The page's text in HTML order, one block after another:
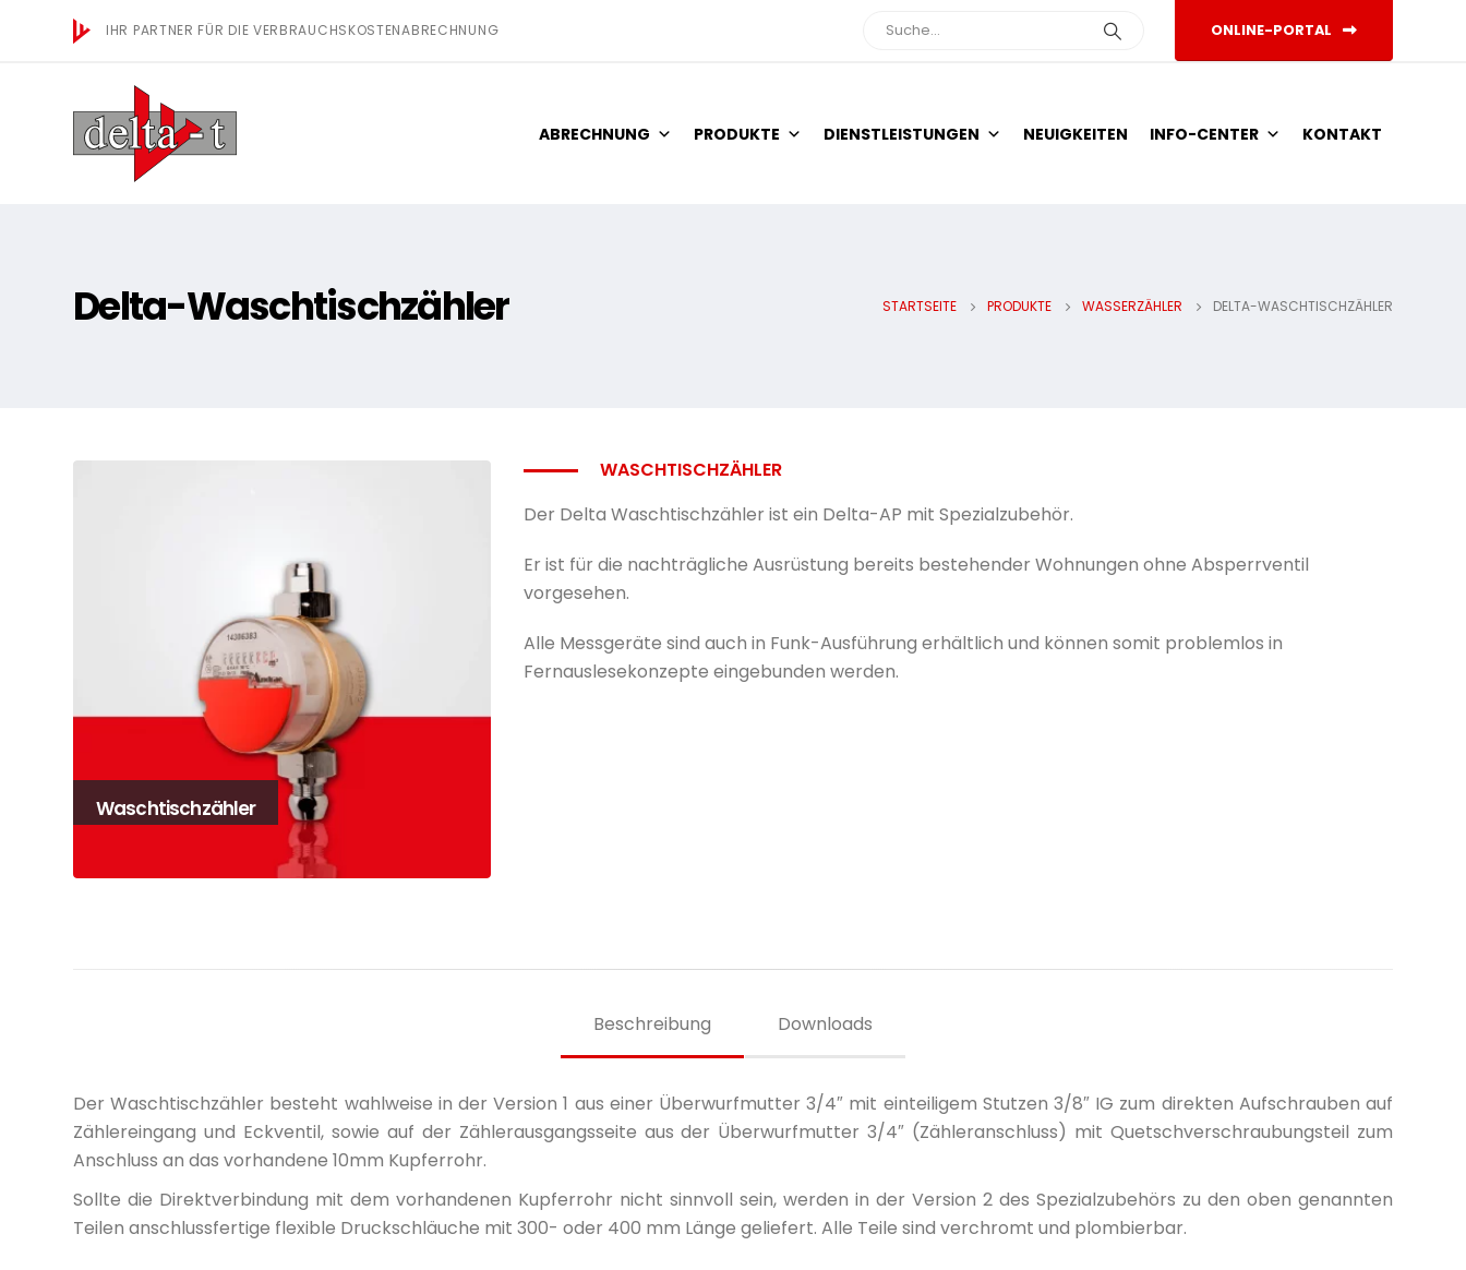
IHR PARTNER FÜR DIE VERBRAUCHSKOSTENABRECHNUNG Suche ONLINE-PORTAL
ABRECHNUNG PRODUKTE DIENSTLEISTUNGEN NEUIGKEITEN INFO-CENTER KONTAKT
Delta-Waschtischzähler STARTSEITE PRODUKTE WASSERZÄHLER DELTA-WASCHTISCHZÄHLER
Waschtischzähler
WASCHTISCHZÄHLER
Der Delta Waschtischzähler ist ein Delta-AP mit Spezialzubehör.
Er ist für die nachträgliche Ausrüstung bereits bestehender Wohnungen ohne Absperrventil
vorgesehen.
Alle Messgeräte sind auch in Funk-Ausführung erhältlich und können somit problemlos in
Fernauslesekonzepte eingebunden werden.
Beschreibung Downloads
Der Waschtischzähler besteht wahlweise in der Version 1 aus einer Überwurfmutter 3/4″ mit einteiligem Stutzen 3/8″ IG zum direkten Aufschrauben auf
Zählereingang und Eckventil, sowie auf der Zählerausgangsseite aus der Überwurfmutter 3/4″ (Zähleranschluss) mit Quetschverschraubungsteil zum
Anschluss an das vorhandene 10mm Kupferrohr.
Sollte die Direktverbindung mit dem vorhandenen Kupferrohr nicht sinnvoll sein, werden in der Version 2 des Spezialzubehörs zu den oben genannten
Teilen anschlussfertige flexible Druckschläuche mit 300- oder 400 mm Länge geliefert. Alle Teile sind verchromt und plombierbar.